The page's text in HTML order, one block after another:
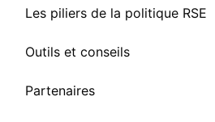
Les piliers de la politique RSE
Outils et conseils
Partenaires